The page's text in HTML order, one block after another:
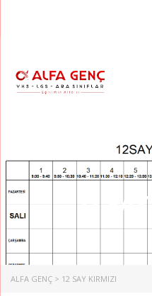
12
ALFA GENÇ > 12 SAY KIRMIZI